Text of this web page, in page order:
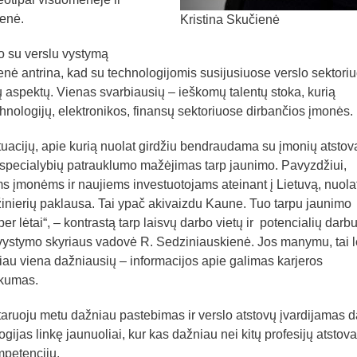
Kristina Skučienė
su verslu vystymą
antrina, kad su technologijomis susijusiuose verslo
Vienas svarbiausių – ieškomų talentų stoka, kurią
elektronikos, finansų sektoriuose dirbančios įmonės.
apie kurią nuolat girdžiu bendraudama su įmonių
patrauklumo mažėjimas tarp jaunimo. Pavyzdžiui,
įmonėms ir naujiems investuotojams ateinant į Lietuvą,
paklausa. Tai ypač akivaizdu Kaune. Tuo tarpu jaunimo
lėtai“, – kontrastą tarp laisvų darbo vietų ir potencialių
skyriaus vadovė R. Sedziniauskienė. Jos manymu, tai
viena dažniausių – informacijos apie galimas karjeros
metu dažniau pastebimas ir verslo atstovų įvardijamas
linkę jaunuoliai, kur kas dažniau nei kitų profesijų